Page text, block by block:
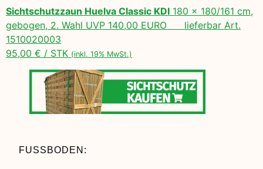
Sichtschutzzaun Huelva Classic KDI 180 x 180/161 cm,
gebogen, 2. Wahl UVP 140,00 EURO lieferbar Art.
1510020003
95,00 € / STK (inkl. 19% MwSt.)
FUSSBODEN: